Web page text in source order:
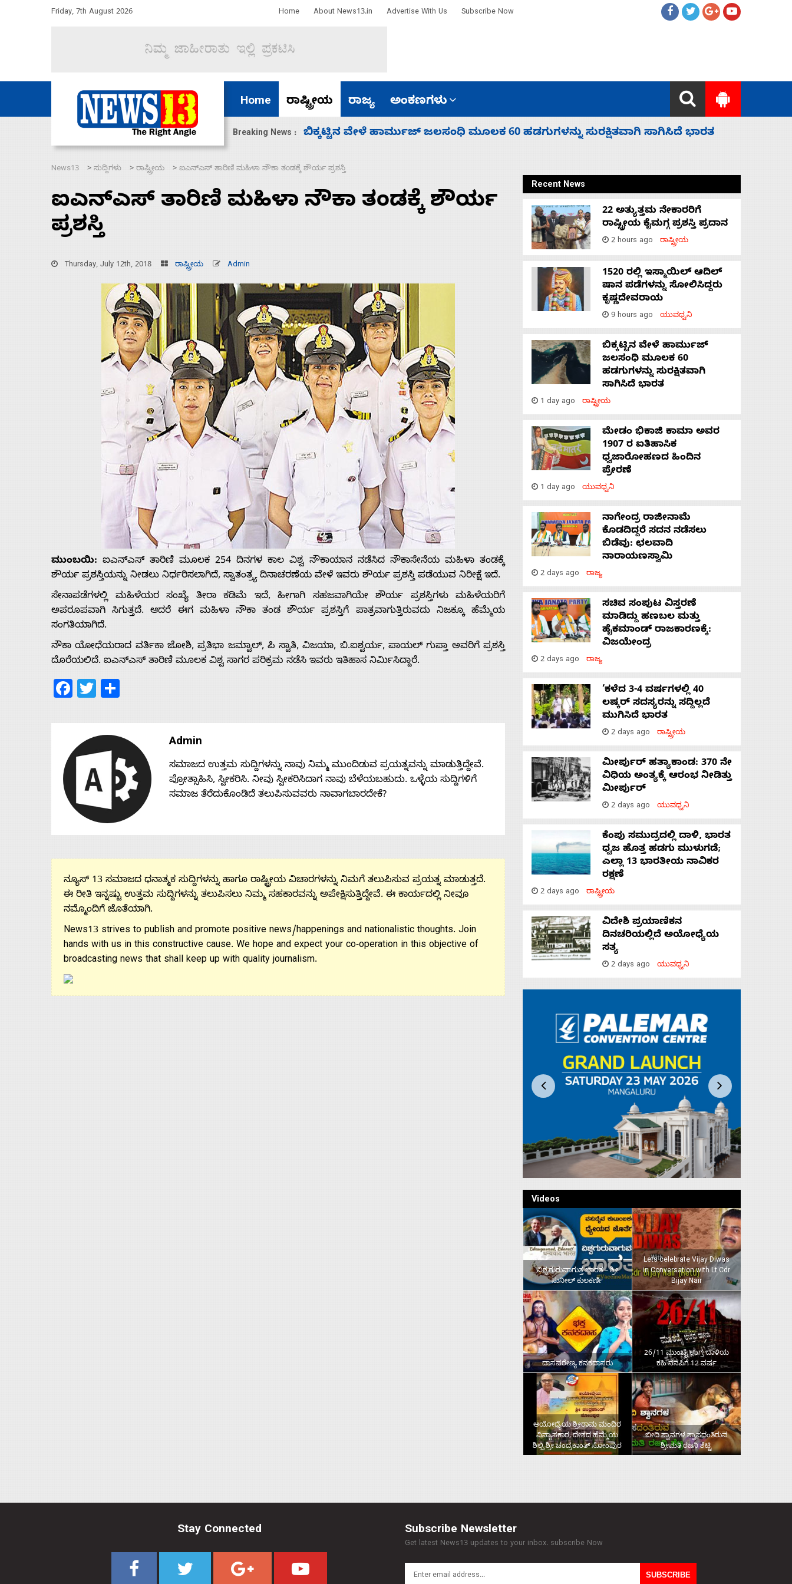
Friday, 7th August 2026 Home About News13.in Advertise With Us Subscribe Now
Home ರಾಷ್ಟ್ರೀಯ ರಾಜ್ಯ ಅಂಕಣಗಳು
Breaking News :
ಮೂಲಕ 60 ಹಡಗುಗಳನ್ನು ಸುರಕ್ಷಿತವಾಗಿ ಸಾಗಿಸಿದೆ ಭಾರತ ನಾಗೇಂದ್ರ ರಾಜೀನಾಮೆ ಕೊಡದಿದ್ದರೆ ಸದನ ನಡೆಸಲು ಬಿಡೆವು: ಛಲವಾದಿ ನಾರಾಯಣಸ್ವಾಮಿ
Advertise
Contact
News13 > ಸುದ್ದಿಗಳು > ರಾಷ್ಟ್ರೀಯ > ಐಎನ್‌ಎಸ್ ತಾರಿಣಿ ಮಹಿಳಾ ನೌಕಾ ತಂಡಕ್ಕೆ ಶೌರ್ಯ ಪ್ರಶಸ್ತಿ
ಐಎನ್‌ಎಸ್ ತಾರಿಣಿ ಮಹಿಳಾ ನೌಕಾ ತಂಡಕ್ಕೆ ಶೌರ್ಯ
ಪ್ರಶಸ್ತಿ
Thursday, July 12th, 2018 ರಾಷ್ಟ್ರೀಯ Admin
ಮುಂಬಯಿ: ಐಎನ್‌ಎಸ್ ತಾರಿಣಿ ಮೂಲಕ 254 ದಿನಗಳ ಕಾಲ ವಿಶ್ವ ನೌಕಾಯಾನ ನಡೆಸಿದ ನೌಕಾಸೇನೆಯ ಮಹಿಳಾ ತಂಡಕ್ಕೆ
ಶೌರ್ಯ ಪ್ರಶಸ್ತಿಯನ್ನು ನೀಡಲು ನಿರ್ಧರಿಸಲಾಗಿದೆ, ಸ್ವಾತಂತ್ರ್ಯ ದಿನಾಚರಣೆಯ ವೇಳೆ ಇವರು ಶೌರ್ಯ ಪ್ರಶಸ್ತಿ ಪಡೆಯುವ ನಿರೀಕ್ಷೆ ಇದೆ.
ಸೇನಾಪಡೆಗಳಲ್ಲಿ ಮಹಿಳೆಯರ ಸಂಖ್ಯೆ ತೀರಾ ಕಡಿಮೆ ಇದೆ, ಹೀಗಾಗಿ ಸಹಜವಾಗಿಯೇ ಶೌರ್ಯ ಪ್ರಶಸ್ತಿಗಳು ಮಹಿಳೆಯರಿಗೆ
ಅಪರೂಪವಾಗಿ ಸಿಗುತ್ತದೆ. ಆದರೆ ಈಗ ಮಹಿಳಾ ನೌಕಾ ತಂಡ ಶೌರ್ಯ ಪ್ರಶಸ್ತಿಗೆ ಪಾತ್ರವಾಗುತ್ತಿರುವದು ನಿಜಕ್ಕೂ ಹೆಮ್ಮೆಯ
ಸಂಗತಿಯಾಗಿದೆ.
ನೌಕಾ ಯೋಧೆಯರಾದ ವರ್ತಿಕಾ ಜೋಶಿ, ಪ್ರತಿಭಾ ಜಮ್ವಾಲ್, ಪಿ ಸ್ವಾತಿ, ವಿಜಯಾ, ಬಿ.ಐಶ್ವರ್ಯ, ಪಾಯಲ್ ಗುಪ್ತಾ ಅವರಿಗೆ ಪ್ರಶಸ್ತಿ
ದೊರೆಯಲಿದೆ. ಐಎನ್‌ಎಸ್ ತಾರಿಣಿ ಮೂಲಕ ವಿಶ್ವ ಸಾಗರ ಪರಿಕ್ರಮ ನಡೆಸಿ ಇವರು ಇತಿಹಾಸ ನಿರ್ಮಿಸಿದ್ದಾರೆ.
Facebook
Twitter
Admin
ಸಮಾಜದ ಉತ್ತಮ ಸುದ್ದಿಗಳನ್ನು ನಾವು ನಿಮ್ಮ ಮುಂದಿಡುವ ಪ್ರಯತ್ನವನ್ನು ಮಾಡುತ್ತಿದ್ದೇವೆ.
ಪ್ರೋತ್ಸಾಹಿಸಿ, ಸ್ವೀಕರಿಸಿ. ನೀವು ಸ್ವೀಕರಿಸಿದಾಗ ನಾವು ಬೆಳೆಯಬಹುದು. ಒಳ್ಳೆಯ ಸುದ್ದಿಗಳಿಗೆ
ಸಮಾಜ ತೆರೆದುಕೊಂಡಿದೆ ತಲುಪಿಸುವವರು ನಾವಾಗಬಾರದೇಕೆ?
ನ್ಯೂಸ್ 13 ಸಮಾಜದ ಧನಾತ್ಮಕ ಸುದ್ದಿಗಳನ್ನು ಹಾಗೂ ರಾಷ್ಟ್ರೀಯ ವಿಚಾರಗಳನ್ನು ನಿಮಗೆ ತಲುಪಿಸುವ ಪ್ರಯತ್ನ ಮಾಡುತ್ತದೆ.
ಈ ರೀತಿ ಇನ್ನಷ್ಟು ಉತ್ತಮ ಸುದ್ದಿಗಳನ್ನು ತಲುಪಿಸಲು ನಿಮ್ಮ ಸಹಕಾರವನ್ನು ಅಪೇಕ್ಷಿಸುತ್ತಿದ್ದೇವೆ. ಈ ಕಾರ್ಯದಲ್ಲಿ ನೀವೂ
ನಮ್ಮೊಂದಿಗೆ ಜೊತೆಯಾಗಿ.
News13 strives to publish and promote positive news/happenings and nationalistic thoughts. Join
hands with us in this constructive cause. We hope and expect your co-operation in this objective of
broadcasting news that shall keep up with quality journalism.
Recent News
22 ಅತ್ಯುತ್ತಮ ನೇಕಾರರಿಗೆ
ರಾಷ್ಟ್ರೀಯ ಕೈಮಗ್ಗ ಪ್ರಶಸ್ತಿ ಪ್ರದಾನ
2 hours ago ರಾಷ್ಟ್ರೀಯ
1520 ರಲ್ಲಿ ಇಸ್ಮಾಯಿಲ್ ಆದಿಲ್
ಷಾನ ಪಡೆಗಳನ್ನು ಸೋಲಿಸಿದ್ದರು
ಕೃಷ್ಣದೇವರಾಯ
9 hours ago ಯುವಧ್ವನಿ
ಬಿಕ್ಕಟ್ಟಿನ ವೇಳೆ ಹಾರ್ಮುಜ್
ಜಲಸಂಧಿ ಮೂಲಕ 60
ಹಡಗುಗಳನ್ನು ಸುರಕ್ಷಿತವಾಗಿ
ಸಾಗಿಸಿದೆ ಭಾರತ
1 day ago ರಾಷ್ಟ್ರೀಯ
ಮೇಡಂ ಭಿಕಾಜಿ ಕಾಮಾ ಅವರ
1907 ರ ಐತಿಹಾಸಿಕ
ಧ್ವಜಾರೋಹಣದ ಹಿಂದಿನ
ಪ್ರೇರಣೆ
1 day ago ಯುವಧ್ವನಿ
ನಾಗೇಂದ್ರ ರಾಜೀನಾಮೆ
ಕೊಡದಿದ್ದರೆ ಸದನ ನಡೆಸಲು
ಬಿಡೆವು: ಛಲವಾದಿ
ನಾರಾಯಣಸ್ವಾಮಿ
2 days ago ರಾಜ್ಯ
ಸಚಿವ ಸಂಪುಟ ವಿಸ್ತರಣೆ
ಮಾಡಿದ್ದು ಹಣಬಲ ಮತ್ತು
ಹೈಕಮಾಂಡ್ ರಾಜಕಾರಣಕ್ಕೆ:
ವಿಜಯೇಂದ್ರ
2 days ago ರಾಜ್ಯ
‘ಕಳೆದ 3-4 ವರ್ಷಗಳಲ್ಲಿ 40
ಲಷ್ಕರ್ ಸದಸ್ಯರನ್ನು ಸದ್ದಿಲ್ಲದೆ
ಮುಗಿಸಿದೆ ಭಾರತ
2 days ago ರಾಷ್ಟ್ರೀಯ
ಮೀರ್ಪುರ್ ಹತ್ಯಾಕಾಂಡ: 370 ನೇ
ವಿಧಿಯ ಅಂತ್ಯಕ್ಕೆ ಆರಂಭ ನೀಡಿತ್ತು
ಮೀರ್ಪುರ್
2 days ago ಯುವಧ್ವನಿ
ಕೆಂಪು ಸಮುದ್ರದಲ್ಲಿ ದಾಳಿ, ಭಾರತ
ಧ್ವಜ ಹೊತ್ತ ಹಡಗು ಮುಳುಗಡೆ;
ಎಲ್ಲಾ 13 ಭಾರತೀಯ ನಾವಿಕರ
ರಕ್ಷಣೆ
2 days ago ರಾಷ್ಟ್ರೀಯ
ವಿದೇಶಿ ಪ್ರಯಾಣಿಕನ
ದಿನಚರಿಯಲ್ಲಿದೆ ಅಯೋಧ್ಯೆಯ
ಸತ್ಯ
2 days ago ಯುವಧ್ವನಿ
Videos
ವಿಶ್ವಗುರುವಾಗುತ್ತ ಭಾರತ – ಶ್ರೀ
ಸುನೀಲ್‌ ಕುಲಕರ್ಣಿ
Lets celebrate Vijay Diwas
in Conversation with Lt Cdr
Bijay Nair
ದಾಸವರೇಣ್ಯ ಕನಕದಾಸರು
26/11 ಮುಂಬೈ ಉಗ್ರ ದಾಳಿಯ
ಕಹಿ ನೆನಪಿಗೆ 12 ವರ್ಷ
ಅಯೋಧ್ಯೆಯ ಶ್ರೀರಾಮ ಮಂದಿರ
ವಿನ್ಯಾಸಕಾರ, ದೇಶದ ಹೆಮ್ಮೆಯ
ಶಿಲ್ಪಿ ಶ್ರೀ ಚಂದ್ರಕಾಂತ್‌ ಸೋಂಪುರ
ಬೀದಿ ಶ್ವಾನಗಳ ಶ್ವಾಸದಂತಿರುವ
ಶ್ರೀಮತಿ ರಜನಿ ಶೆಟ್ಟಿ
Stay Connected Subscribe Newsletter
Get latest News13 updates to your inbox. subscribe Now